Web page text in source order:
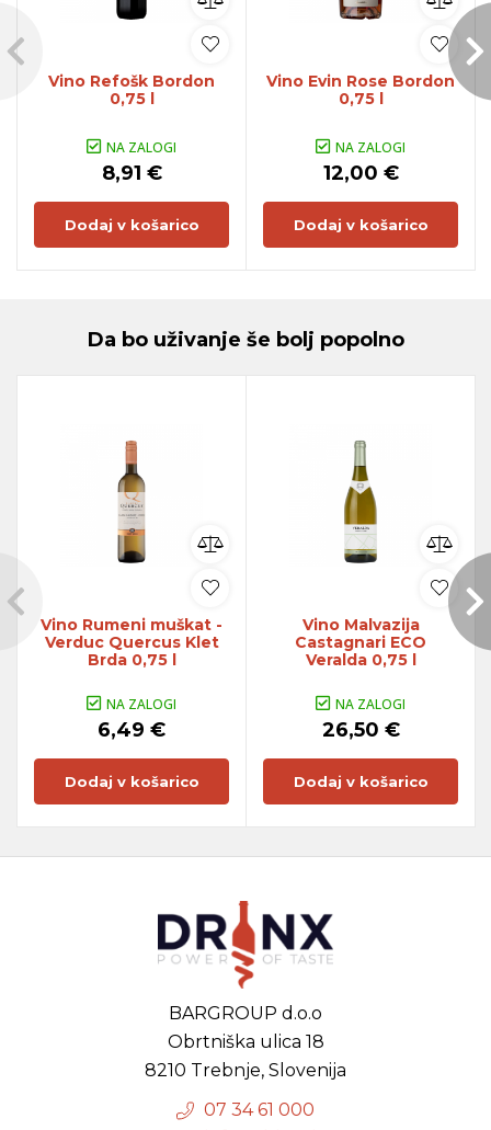
Vino Refošk Bordon
0,75 l
NA ZALOGI
8,91 €
Dodaj v košarico
Vino Evin Rose Bordon
0,75 l
NA ZALOGI
12,00 €
Dodaj v košarico
Da bo uživanje še bolj popolno
Vino Rumeni muškat -
Verduc Quercus Klet
Brda 0,75 l
NA ZALOGI
6,49 €
Dodaj v košarico
Vino Malvazija
Castagnari ECO
Veralda 0,75 l
NA ZALOGI
26,50 €
Dodaj v košarico
BARGROUP d.o.o
Obrtniška ulica 18
8210 Trebnje, Slovenija
07 34 61 000